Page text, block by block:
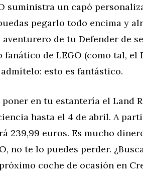
suministra un capó
pegarlo todo encima y
de tu Defender de
fanático de LEGO (como tal, el
admítelo: esto es fantástico.
en tu estantería el Land
hasta el 4 de abril. A
239,99 euros. Es mucho
no te lo puedes perder.
coche de ocasión en